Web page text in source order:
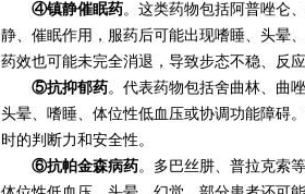
④镇静催眠药。这类药物包括阿普唑仑
静、催眠作用，服药后可能出现嗜睡、头晕
药效也可能未完全消退，导致步态不稳、反
⑤抗抑郁药。代表药物包括舍曲林、曲
头晕、嗜睡、体位性低血压或协调功能障碍
时的判断力和安全性。
⑥抗帕金森病药。多巴丝肼、普拉克索